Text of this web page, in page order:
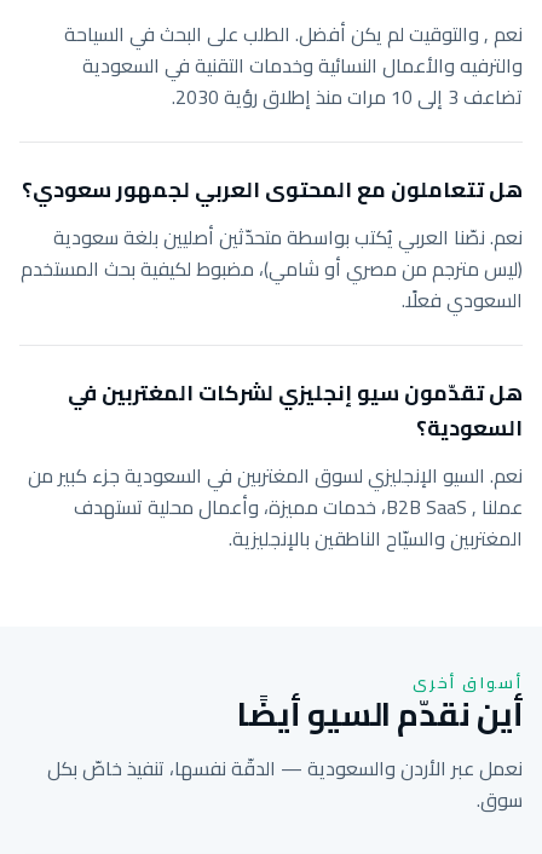
نعم , والتوقيت لم يكن أفضل. الطلب على البحث في السياحة
والترفيه والأعمال النسائية وخدمات التقنية في السعودية
تضاعف 3 إلى 10 مرات منذ إطلاق رؤية 2030.
هل تتعاملون مع المحتوى العربي لجمهور سعودي؟
نعم. نصّنا العربي يُكتب بواسطة متحدّثين أصليين بلغة سعودية
(ليس مترجم من مصري أو شامي)، مضبوط لكيفية بحث المستخدم
السعودي فعلًا.
هل تقدّمون سيو إنجليزي لشركات المغتربين في
السعودية؟
نعم. السيو الإنجليزي لسوق المغتربين في السعودية جزء كبير من
عملنا , B2B SaaS، خدمات مميزة، وأعمال محلية تستهدف
المغتربين والسيّاح الناطقين بالإنجليزية.
أسواق أخرى
أين نقدّم السيو أيضًا
نعمل عبر الأردن والسعودية — الدقّة نفسها، تنفيذ خاصّ بكل
سوق.